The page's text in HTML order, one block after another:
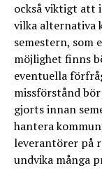
också viktigt att
vilka alternativa
semestern, som
möjlighet finns
eventuella
missförstånd
gjorts innan
hantera
leverantörer på
undvika många